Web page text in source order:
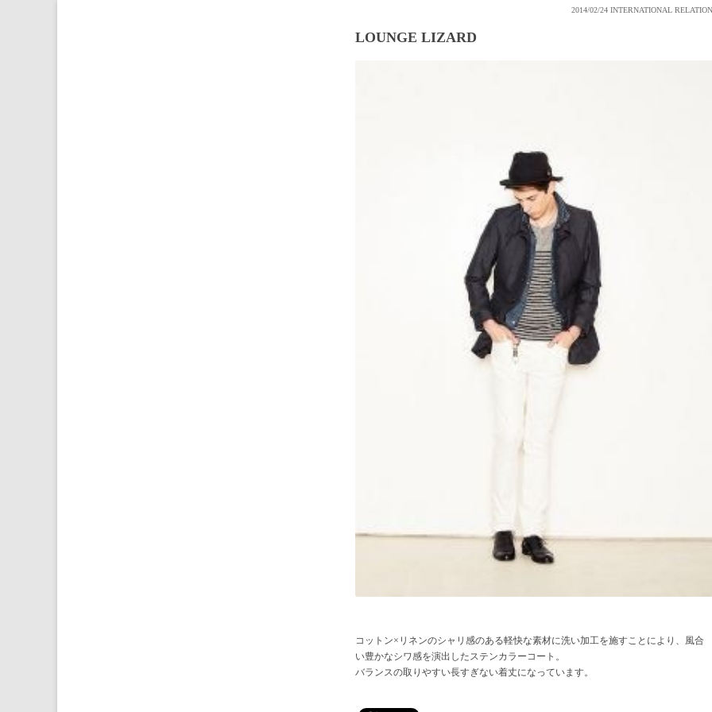
2014/02/24 INTERNATIONAL RELATION
LOUNGE LIZARD
コットン×リネンのシャリ感のある軽快な素材に洗い加工を施すことにより、風合
い豊かなシワ感を演出したステンカラーコート。
バランスの取りやすい長すぎない着丈になっています。